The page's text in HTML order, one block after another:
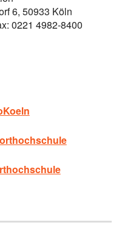
6, 50933 Köln
0221 4982-8400